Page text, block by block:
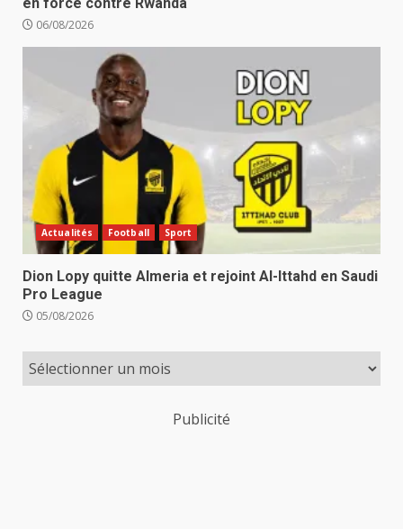
en force contre Rwanda
06/08/2026
Actualités Football Sport
Dion Lopy quitte Almeria et rejoint Al-Ittahd en Saudi
Pro League
05/08/2026
Publicité